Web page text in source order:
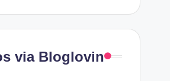
via Bloglovin